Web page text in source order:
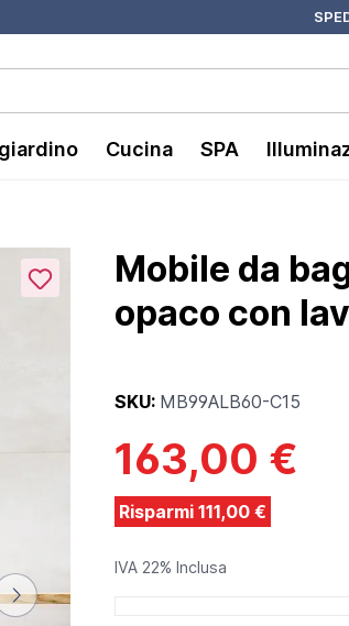
Cucina SPA
Mobile da
opaco con
SKU: MB99ALB60-C15
163,00 €
Risparmi 111,00 €
IVA 22% Inclusa